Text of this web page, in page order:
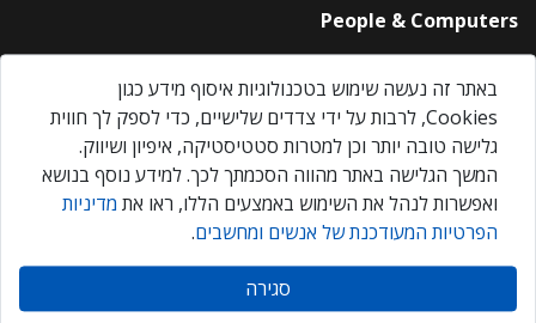
People & Computers
About Us
Privacy Policy
Contact Us
Our Events
אנשים ומחשבים © 2026 – כל הזכויות שמורות
באתר זה נעשה שימוש בטכנולוגיות איסוף מידע כגון
Cookies, לרבות על ידי צדדים שלישיים, כדי לספק לך חווית
גלישה טובה יותר וכן למטרות סטטיסטיקה, איפיון ושיווק.
המשך הגלישה באתר מהווה הסכמתך לכך. למידע נוסף בנושא
ואפשרות לנהל את השימוש באמצעים הללו, ראו את מדיניות
הפרטיות המעודכנת של אנשים ומחשבים.
סגירה